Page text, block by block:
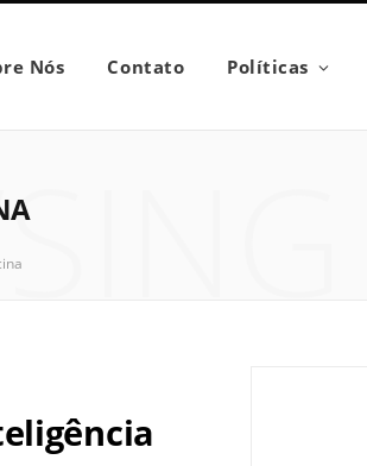
Nós Contato Políticas